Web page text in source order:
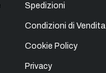
Spedizioni
Condizioni di Vendita
Cookie Policy
Privacy